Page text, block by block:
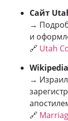
Сайт
→
и
🔗 Utah
→
🔗